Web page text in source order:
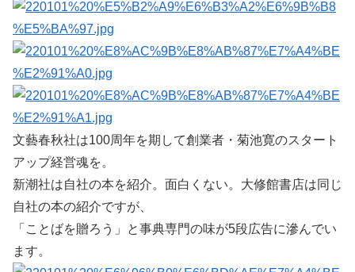
文藝春秋社は100周年を期して創業者・菊池寛のスタート
アップ経営魂を。
新潮社は自社の本を紹介。面白くない。大修館書店は同じ
自社の本の紹介ですが、
「ことばを贈ろう」と事典専門の味が5段広告に滲んでい
ます。